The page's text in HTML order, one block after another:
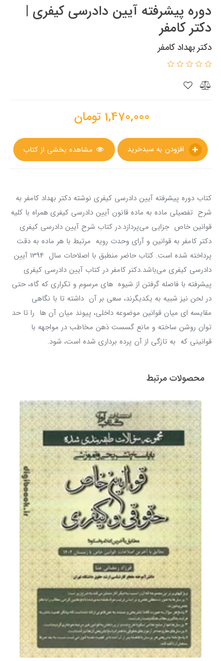
دوره پیشرفته آیین دادرسی کیفری |
دکتر کامفر
دکتر بهداد کامفر
1,470,000 تومان
مشاهده بخشی از کتاب
کتاب دوره پیشرفته آیین دادرسی کیفری نوشته دکتر بهداد کامفر به
شرح تفصیلی ماده به ماده قانون آیین دادرسی کیفری همراه با کلیه
قوانین خاص جزایی می‌پردازد.در کتاب شرح آیین دادرسی کیفری
دکتر کامفر به قوانین و آرای وحدت رویه مرتبط با هر ماده به دقت
پرداخته شده است. کتاب حاضر منطبق با اصلاحات سال 1394 آیین
دادرسی کیفری می‌باشد.دکتر کامفر در کتاب آیین دادرسی کیفری
پیشرفته با فاصله گرفتن از شیوه های مرسوم و تکراری که گاه، حتی
در لحن نیز شبیه به یکدیگرند، سعی بر آن داشته تا با نگاهی
مقایسه ای میان قوانین موضوعه داخلی، پیوند میان آن ها را تا حد
توان روشن ساخته و مانع گسست ذهن مخاطب در مواجهه با
قوانینی که به تازگی از آن پرده برداری شده است، شود.
محصولات مرتبط